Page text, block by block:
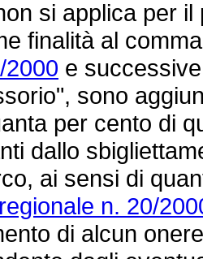
si applica per
finalità al
2000 e
sono
per cento di
dallo
ai sensi di
n. 20/
di alcun